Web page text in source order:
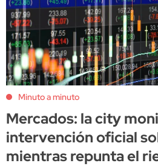
Minuto a minuto
Mercados: la city
intervención oficial
mientras repunta el